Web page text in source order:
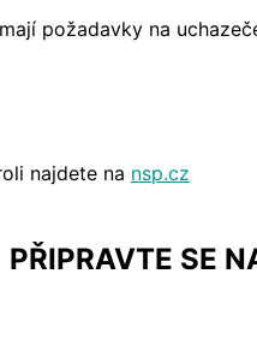
požadavky na
najdete na nsp.cz
PŘIPRAVTE SE